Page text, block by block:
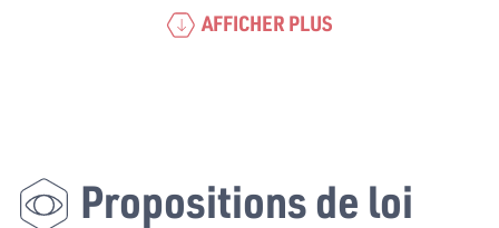
AFFICHER PLUS
Propositions de loi